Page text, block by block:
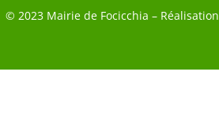
© 2023 Mairie de Focicchia – Réalisation